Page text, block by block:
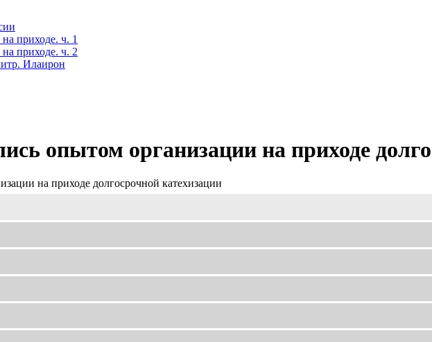
приходе. ч. 1
приходе. ч. 2
Илаирон
опытом организации на приходе
на приходе долгосрочной катехизации